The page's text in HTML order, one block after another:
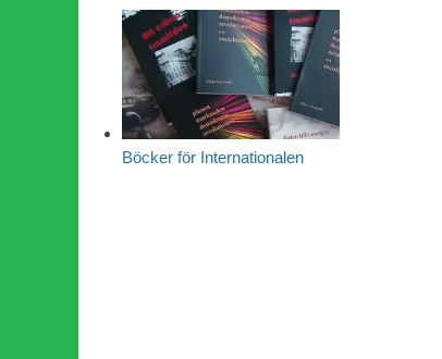
Böcker för Internationalen